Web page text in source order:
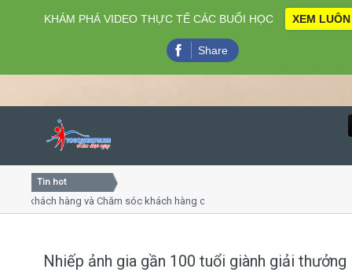
Close
Home
Tin hot
hàng và Chăm sóc khách hàng chuyên nghiệp
Nhiếp ảnh gia gần 100 tuổi giành giải thưởng
KHÁM PHÁ VIDEO THỰC TẾ CÁC BUỔI HỌC XEM LUÔN
Share